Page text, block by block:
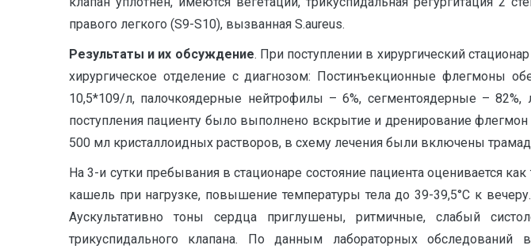
правого легкого (S9-S10), вызванная S.aureus.
Результаты и их обсуждение. При поступлении в хирургический
хирургическое отделение с диагнозом: Постинъекционные флегмоны
10,5*109/л, палочкоядерные нейтрофилы – 6%, сегментоядерные –
поступления пациенту было выполнено вскрытие и дренирование
500 мл кристаллоидных растворов, в схему лечения были включены
На 3-и сутки пребывания в стационаре состояние пациента оценивается
кашель при нагрузке, повышение температуры тела до 39-39,5°С к
Аускультативно тоны сердца приглушены, ритмичные, слабый
трикуспидального клапана. По данным лабораторных